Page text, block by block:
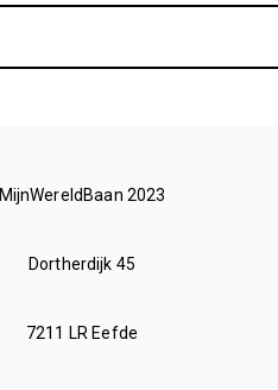
MijnWereldBaan 2023
Dortherdijk 45
7211 LR Eefde